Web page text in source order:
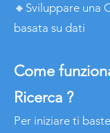
🔸Sviluppare una
basata su dati
Come
Ricerca ?
Per iniziare ti